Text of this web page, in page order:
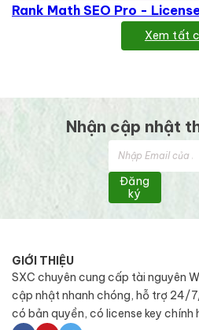
Rank Math SEO Pro -
Xem tất
Nhận cập nhật
Đăng
ký
GIỚI THIỆU
SXC chuyên cung cấp tài nguyên
cập nhật nhanh chóng, hỗ trợ 24/
có bản quyền, có license key chính